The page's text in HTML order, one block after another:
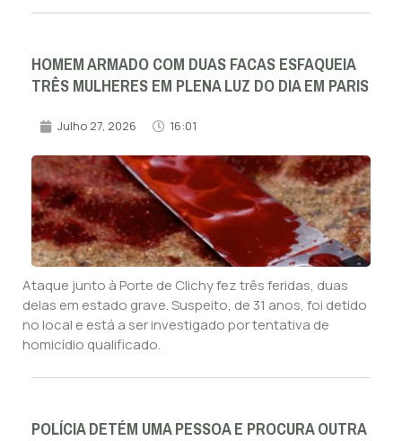
HOMEM ARMADO COM DUAS FACAS ESFAQUEIA
TRÊS MULHERES EM PLENA LUZ DO DIA EM PARIS
Julho 27, 2026 16:01
Ataque junto à Porte de Clichy fez três feridas, duas
delas em estado grave. Suspeito, de 31 anos, foi detido
no local e está a ser investigado por tentativa de
homicídio qualificado.
POLÍCIA DETÉM UMA PESSOA E PROCURA OUTRA